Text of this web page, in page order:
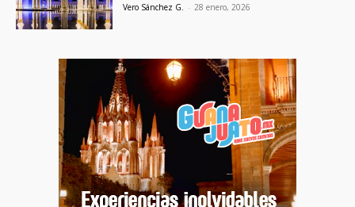
Vero Sánchez G. - 28 enero, 2026